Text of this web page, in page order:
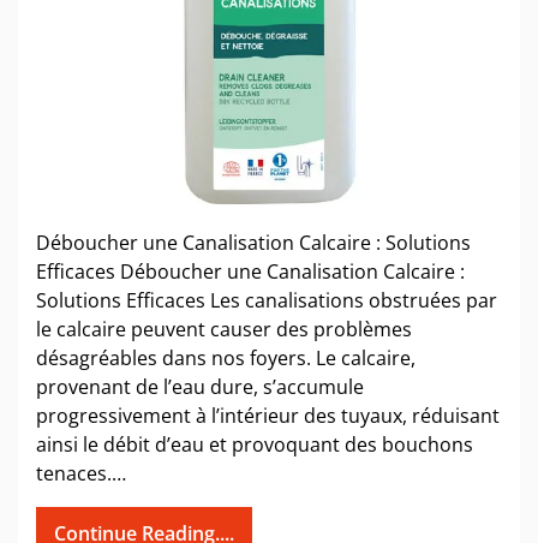
Déboucher une Canalisation Calcaire : Solutions
Efficaces Déboucher une Canalisation Calcaire :
Solutions Efficaces Les canalisations obstruées par
le calcaire peuvent causer des problèmes
désagréables dans nos foyers. Le calcaire,
provenant de l’eau dure, s’accumule
progressivement à l’intérieur des tuyaux, réduisant
ainsi le débit d’eau et provoquant des bouchons
tenaces.…
Continue Reading....